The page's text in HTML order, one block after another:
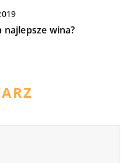
najlepsze wina?